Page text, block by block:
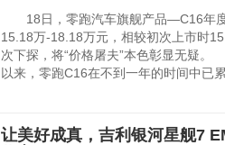
18日，零跑汽车旗舰产品—C16年度
15.18万-18.18万元，相较初次上市时
次下探，将“价格屠夫”本色彰显无疑
以来，零跑C16在不到一年的时间中已
让美好成真，吉利银河星舰7